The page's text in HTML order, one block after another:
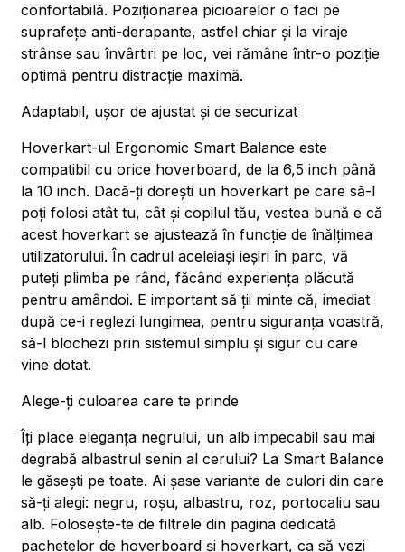
confortabilă. Poziționarea picioarelor o faci pe
suprafețe anti-derapante, astfel chiar și la viraje
strânse sau învârtiri pe loc, vei rămâne într-o poziție
optimă pentru distracție maximă.
Adaptabil, ușor de ajustat și de securizat
Hoverkart-ul Ergonomic Smart Balance este
compatibil cu orice hoverboard, de la 6,5 inch până
la 10 inch. Dacă-ți dorești un hoverkart pe care să-l
poți folosi atât tu, cât și copilul tău, vestea bună e că
acest hoverkart se ajustează în funcție de înălțimea
utilizatorului. În cadrul aceleiași ieșiri în parc, vă
puteți plimba pe rând, făcând experiența plăcută
pentru amândoi. E important să ții minte că, imediat
după ce-i reglezi lungimea, pentru siguranța voastră,
să-l blochezi prin sistemul simplu și sigur cu care
vine dotat.
Alege-ți culoarea care te prinde
Îți place eleganța negrului, un alb impecabil sau mai
degrabă albastrul senin al cerului? La Smart Balance
le găsești pe toate. Ai șase variante de culori din care
să-ți alegi: negru, roșu, albastru, roz, portocaliu sau
alb. Folosește-te de filtrele din pagina dedicată
pachetelor de hoverboard și hoverkart, ca să vezi